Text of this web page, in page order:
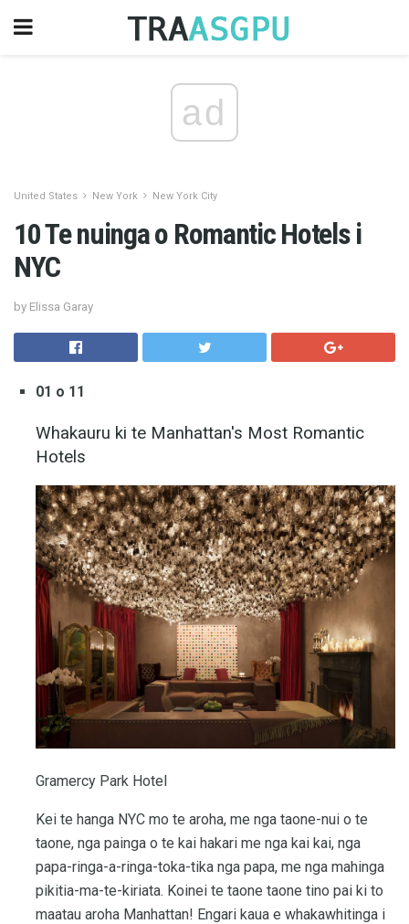
ad
United States New York New York City
10 Te nuinga o Romantic Hotels i
NYC
by Elissa Garay
01 o 11
Whakauru ki te Manhattan's Most Romantic
Hotels
Gramercy Park Hotel
Kei te hanga NYC mo te aroha, me nga taone-nui o te
taone, nga painga o te kai hakari me nga kai kai, nga
papa-ringa-a-ringa-toka-tika nga papa, me nga mahinga
pikitia-ma-te-kiriata. Koinei te taone taone tino pai ki to
maatau aroha Manhattan! Engari kaua e whakawhitinga i